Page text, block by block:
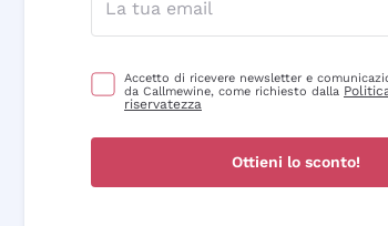
Accetto di ricevere newsletter e
da Callmewine, come richiesto dalla
riservatezza
Ottieni lo sconto!